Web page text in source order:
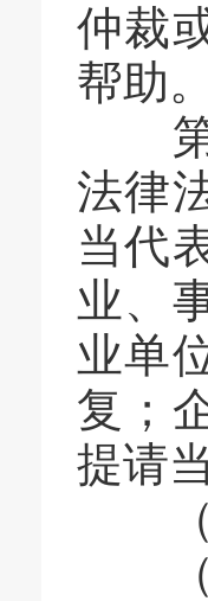
仲裁
帮助。
第
法律
当代
业、
业单
复；
提请
（
（